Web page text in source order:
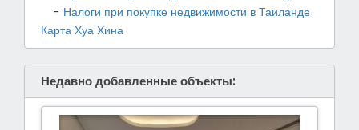
Налоги при покупке недвижимости в Таиланде
Карта Хуа Хина
Недавно добавленные объекты: